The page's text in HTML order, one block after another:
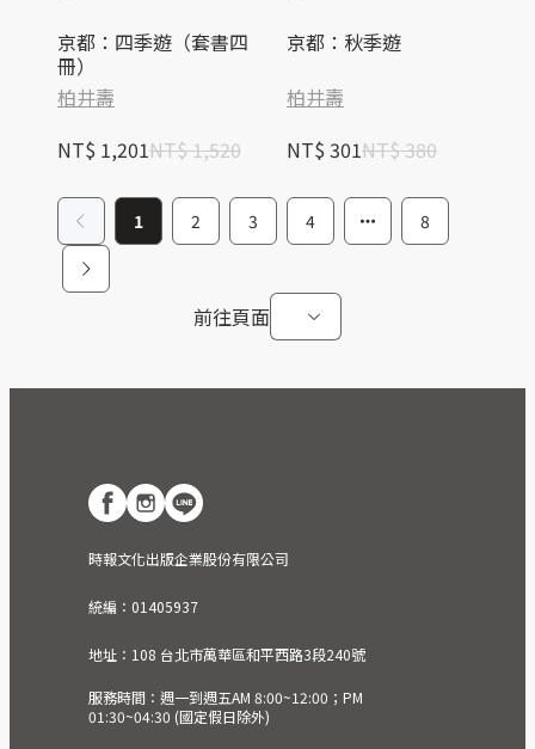
京都：四季遊（套書四
冊）
柏井壽
NT$ 1,201NT$ 1,520
京都：秋季遊
柏井壽
NT$ 301NT$ 380
1 2 3 4 8
前往頁面
時報文化出版企業股份有限公司
統編：01405937
地址：108 台北市萬華區和平西路3段240號
服務時間：週一到週五AM 8:00~12:00；PM
01:30~04:30 (國定假日除外)